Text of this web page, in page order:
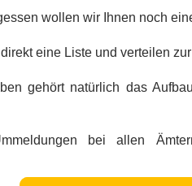
wollen wir Ihnen noch
eine Liste und verteilen
gehört natürlich das
bei allen